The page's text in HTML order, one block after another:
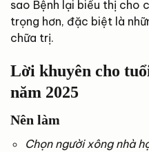
sao Bệnh lại biểu thị cho
trọng hơn, đặc biệt là
chữa trị.
Lời khuyên cho
năm 2025
Nên làm
Chọn người xông nhà